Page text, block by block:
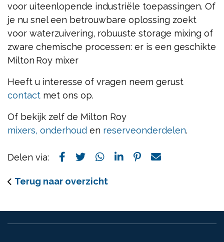
voor uiteenlopende industriële toepassingen. Of
je nu snel een betrouwbare oplossing zoekt
voor waterzuivering, robuuste storage mixing of
zware chemische processen: er is een geschikte
Milton Roy mixer
Heeft u interesse of vragen neem gerust
contact met ons op.
Of bekijk zelf de Milton Roy
mixers, onderhoud en reserveonderdelen.
Delen via:
Terug naar overzicht